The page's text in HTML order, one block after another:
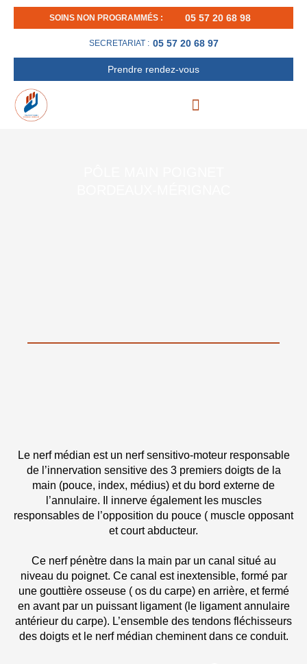
Aller
SOINS NON PROGRAMMÉS : 05 57 20 68 98
SECRETARIAT : 05 57 20 68 97
Prendre rendez-vous
Le nerf médian est un nerf sensitivo-moteur responsable
de l’innervation sensitive des 3 premiers doigts de la
main (pouce, index, médius) et du bord externe de
l’annulaire. Il innerve également les muscles
responsables de l’opposition du pouce ( muscle opposant
et court abducteur.
Ce nerf pénètre dans la main par un canal situé au
niveau du poignet. Ce canal est inextensible, formé par
une gouttière osseuse ( os du carpe) en arrière, et fermé
en avant par un puissant ligament (le ligament annulaire
antérieur du carpe). L’ensemble des tendons fléchisseurs
des doigts et le nerf médian cheminent dans ce conduit.